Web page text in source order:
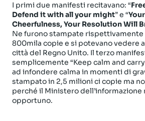
I primi due manifesti recitavano: “
Defend it with all your might” e “
Cheerfulness, Your Resolution Will
Ne furono stampate
800mila copie e si potevano vedere
città del Regno Unito. Il terzo
semplicemente “Keep calm and
ad infondere calma in momenti di
stampato in 2,5 milioni ci copie ma
perché il Ministero dell’informazione
opportuno.